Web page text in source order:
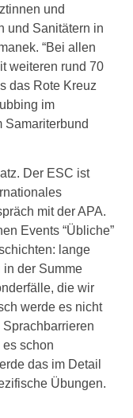
und
und Sanitätern in
“Bei allen
weiteren rund 70
das Rote Kreuz
im
Samariterbund
Der ESC ist
mit der APA.
Events “Übliche”
lange
in der Summe
die wir
werde es nicht
schon
das im Detail
Übungen.